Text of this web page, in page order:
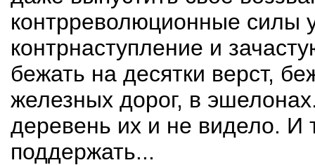
контрреволюционные силы
контрнаступление и
бежать на десятки верст,
железных дорог, в
деревень их и не видело. И
поддержать...